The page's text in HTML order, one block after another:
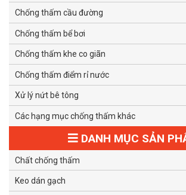
Chống thấm cầu đường
Chống thấm bể bơi
Chống thấm khe co giãn
Chống thấm điểm rỉ nước
Xử lý nứt bê tông
Các hạng mục chống thấm khác
DANH MỤC SẢN
Chất chống thấm
Keo dán gạch